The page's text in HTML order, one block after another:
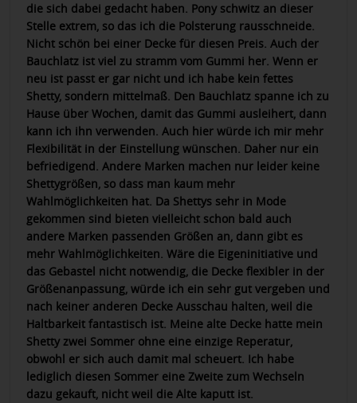
die sich dabei gedacht haben. Pony schwitz an dieser
Stelle extrem, so das ich die Polsterung rausschneide.
Nicht schön bei einer Decke für diesen Preis. Auch der
Bauchlatz ist viel zu stramm vom Gummi her. Wenn er
neu ist passt er gar nicht und ich habe kein fettes
Shetty, sondern mittelmaß. Den Bauchlatz spanne ich zu
Hause über Wochen, damit das Gummi ausleihert, dann
kann ich ihn verwenden. Auch hier würde ich mir mehr
Flexibilität in der Einstellung wünschen. Daher nur ein
befriedigend. Andere Marken machen nur leider keine
Shettygrößen, so dass man kaum mehr
Wahlmöglichkeiten hat. Da Shettys sehr in Mode
gekommen sind bieten vielleicht schon bald auch
andere Marken passenden Größen an, dann gibt es
mehr Wahlmöglichkeiten. Wäre die Eigeninitiative und
das Gebastel nicht notwendig, die Decke flexibler in der
Größenanpassung, würde ich ein sehr gut vergeben und
nach keiner anderen Decke Ausschau halten, weil die
Haltbarkeit fantastisch ist. Meine alte Decke hatte mein
Shetty zwei Sommer ohne eine einzige Reperatur,
obwohl er sich auch damit mal scheuert. Ich habe
lediglich diesen Sommer eine Zweite zum Wechseln
dazu gekauft, nicht weil die Alte kaputt ist.